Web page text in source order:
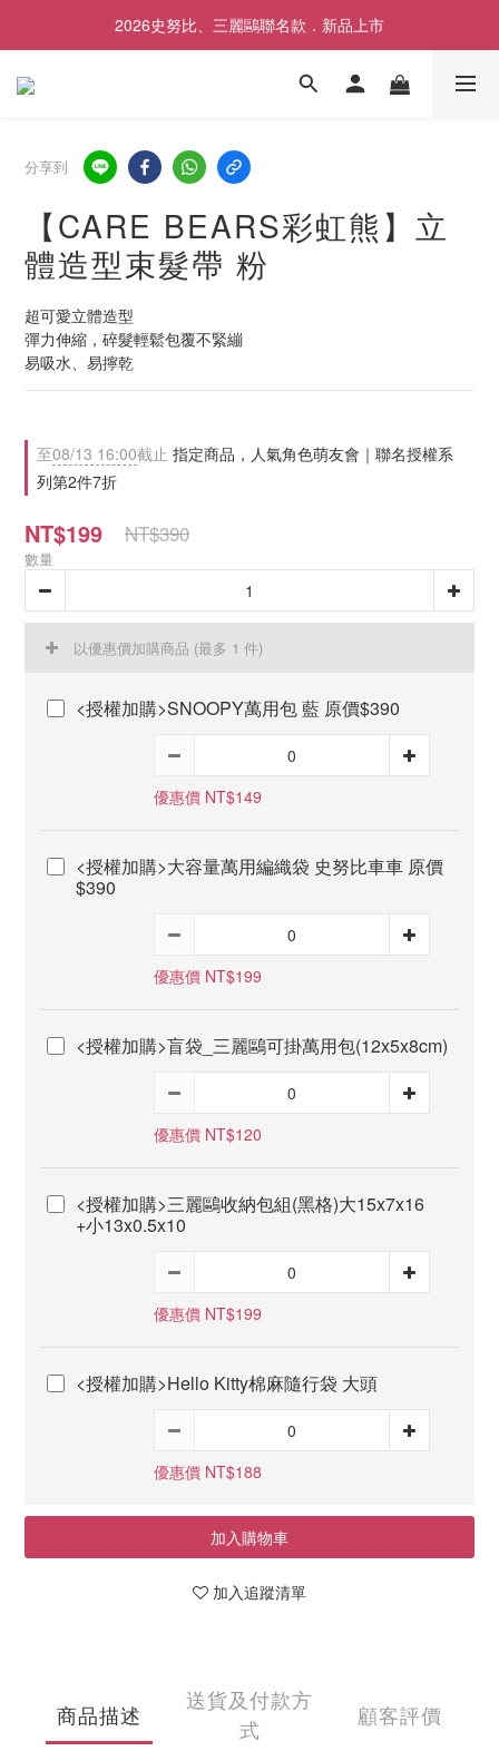
歡慶SNOOPY生日❤限時1件免運
2026史努比、三麗鷗聯名款．新品上市
歡慶SNOOPY生日❤限時1件免運
分享到
【CARE BEARS彩虹熊】立
體造型束髮帶 粉
超可愛立體造型
彈力伸縮，碎髮輕鬆包覆不緊繃
易吸水、易擰乾
至08/13 16:00截止 指定商品，人氣角色萌友會｜聯名授權系
列第2件7折
NT$199 NT$390
數量
以優惠價加購商品 (最多 1 件)
<授權加購>SNOOPY萬用包 藍 原價$390
優惠價 NT$149
<授權加購>大容量萬用編織袋 史努比車車 原價
$390
優惠價 NT$199
<授權加購>盲袋_三麗鷗可掛萬用包(12x5x8cm)
優惠價 NT$120
<授權加購>三麗鷗收納包組(黑格)大15x7x16
+小13x0.5x10
優惠價 NT$199
<授權加購>Hello Kitty棉麻隨行袋 大頭
優惠價 NT$188
加入購物車
加入追蹤清單
商品描述
送貨及付款方
式
顧客評價